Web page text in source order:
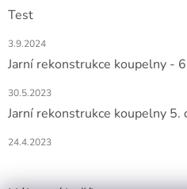
Test
3.9.2024
Jarní rekonstrukce koupelny -
30.5.2023
Jarní rekonstrukce koupelny 5.
24.4.2023